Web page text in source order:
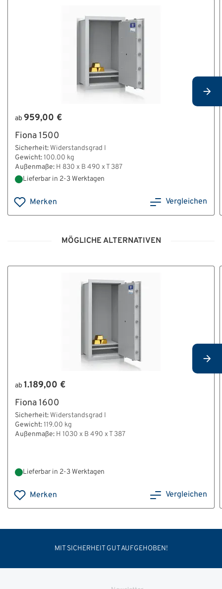
ab 959,00 €
Fiona 1500
Sicherheit: Widerstandsgrad I
Gewicht:100.00 kg
Außenmaße: H 830 x B 490 x T 387
Lieferbar in 2-3 Werktagen
Merken Vergleichen
MÖGLICHE ALTERNATIVEN
ab 1.189,00 €
Fiona 1600
Sicherheit: Widerstandsgrad I
Gewicht:119.00 kg
Außenmaße: H 1030 x B 490 x T 387
Lieferbar in 2-3 Werktagen
Merken Vergleichen
MIT SICHERHEIT GUT AUFGEHOBEN!